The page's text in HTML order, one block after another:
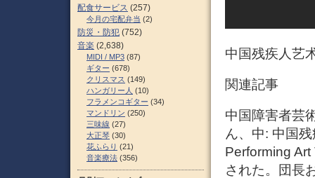
中国残疾人艺
関連記事
中国障害者芸
ん、中: 中国
Performing
された。団長
配食サービス (257)
今月の宅配弁当 (2)
防災・防犯 (752)
音楽 (2,638)
MIDI / MP3 (87)
ギター (678)
クリスマス (149)
ハンガリー人 (10)
フラメンコギター (34)
マンドリン (250)
三味線 (27)
大正琴 (30)
花ふらり (21)
音楽療法 (356)